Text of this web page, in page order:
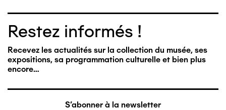
Restez informés !
Recevez les actualités sur la collection du musée, ses
expositions, sa programmation culturelle et bien plus
encore…
S'abonner à la newsletter